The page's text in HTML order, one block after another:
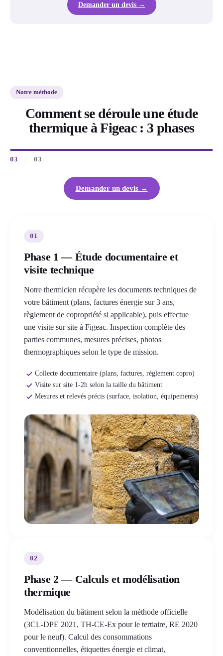
Demander un devis →
Notre méthode
Comment se déroule une étude
thermique à Figeac : 3 phases
03 03
Demander un devis →
01
Phase 1 — Étude documentaire et
visite technique
Notre thermicien récupère les documents techniques de
votre bâtiment (plans, factures énergie sur 3 ans,
règlement de copropriété si applicable), puis effectue
une visite sur site à Figeac. Inspection complète des
parties communes, mesures précises, photos
thermographiques selon le type de mission.
Collecte documentaire (plans, factures, règlement copro)
Visite sur site 1-2h selon la taille du bâtiment
Mesures et relevés précis (surface, isolation, équipements)
02
Phase 2 — Calculs et modélisation
thermique
Modélisation du bâtiment selon la méthode officielle
(3CL-DPE 2021, TH-CE-Ex pour le tertiaire, RE 2020
pour le neuf). Calcul des consommations
conventionnelles, étiquettes énergie et climat,